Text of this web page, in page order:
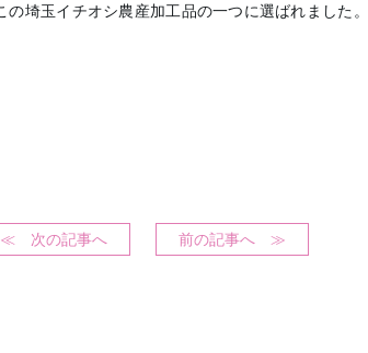
埼玉イチオシ農産加工品の一つに選ばれました
≪ 次の記事へ 前の記事へ ≫